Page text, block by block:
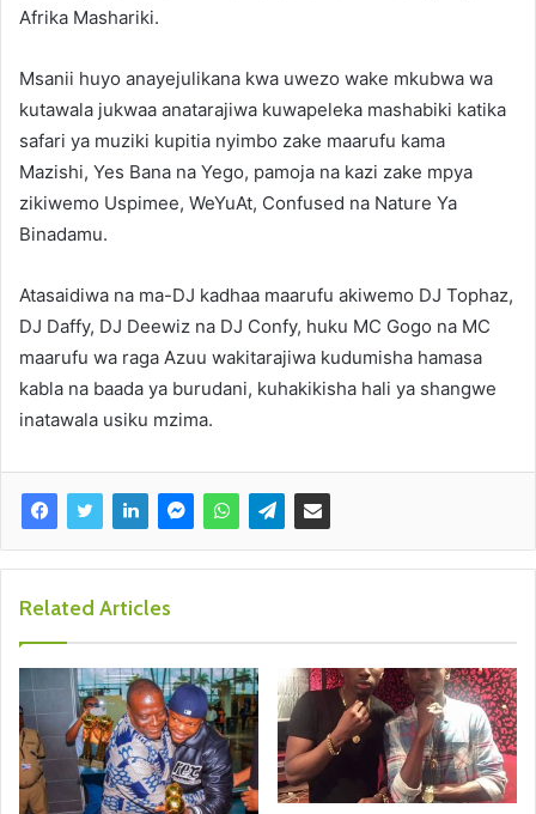
Afrika Mashariki.
Msanii huyo anayejulikana kwa uwezo wake mkubwa wa
kutawala jukwaa anatarajiwa kuwapeleka mashabiki katika
safari ya muziki kupitia nyimbo zake maarufu kama
Mazishi, Yes Bana na Yego, pamoja na kazi zake mpya
zikiwemo Uspimee, WeYuAt, Confused na Nature Ya
Binadamu.
Atasaidiwa na ma-DJ kadhaa maarufu akiwemo DJ Tophaz,
DJ Daffy, DJ Deewiz na DJ Confy, huku MC Gogo na MC
maarufu wa raga Azuu wakitarajiwa kudumisha hamasa
kabla na baada ya burudani, kuhakikisha hali ya shangwe
inatawala usiku mzima.
Related Articles